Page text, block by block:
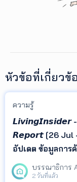
หัวข้อที่เกี่ยวข้
ความรู้
𝙍𝙚𝙥𝙤𝙧𝙩 [26 Jul
อัปเดต ข้อมูลการ
ทำเลยอดนิยม จา
Insight ที่ช่วยให้คุ
2 วันที่แล้ว